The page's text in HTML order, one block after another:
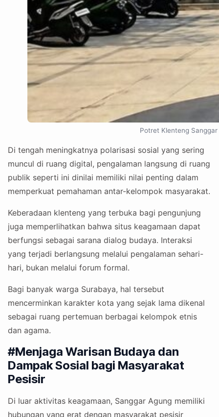
Potret Klenteng
Di tengah meningkatnya polarisasi sosial yang sering
muncul di ruang digital, pengalaman langsung di ruang
publik seperti ini dinilai memiliki nilai penting dalam
memperkuat pemahaman antar-kelompok masyarakat.
Keberadaan klenteng yang terbuka bagi pengunjung
juga memperlihatkan bahwa situs keagamaan dapat
berfungsi sebagai sarana dialog budaya. Interaksi
yang terjadi berlangsung melalui pengalaman sehari-
hari, bukan melalui forum formal.
Bagi banyak warga Surabaya, hal tersebut
mencerminkan karakter kota yang sejak lama dikenal
sebagai ruang pertemuan berbagai kelompok etnis
dan agama.
#Menjaga Warisan Budaya dan
Dampak Sosial bagi Masyarakat
Pesisir
Di luar aktivitas keagamaan, Sanggar Agung memiliki
hubungan yang erat dengan masyarakat pesisir